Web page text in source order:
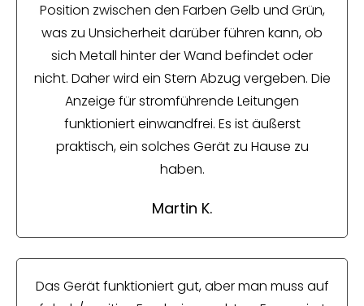
Position zwischen den Farben Gelb und Grün,
was zu Unsicherheit darüber führen kann, ob
sich Metall hinter der Wand befindet oder
nicht. Daher wird ein Stern Abzug vergeben. Die
Anzeige für stromführende Leitungen
funktioniert einwandfrei. Es ist äußerst
praktisch, ein solches Gerät zu Hause zu
haben.
Martin K.
Das Gerät funktioniert gut, aber man muss auf